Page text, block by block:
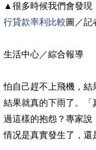
▲很多時候我們會發現
行貸款率利比較圖／記
生活中心／綜合報導
怕自己趕不上飛機，結
結果就真的下雨了。
過這樣的抱怨？專家
情况是真實發生了，還